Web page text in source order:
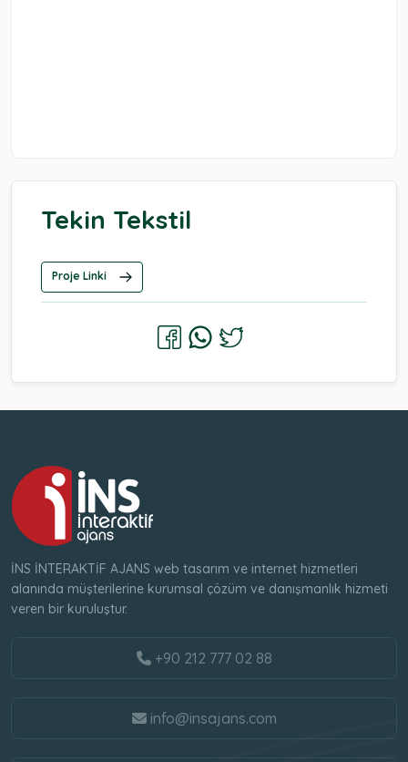
Tekin Tekstil
Proje Linki
İNS İNTERAKTİF AJANS web tasarım ve internet hizmetleri
alanında müşterilerine kurumsal çözüm ve danışmanlık hizmeti
veren bir kuruluştur.
+90 212 777 02 88
info@insajans.com